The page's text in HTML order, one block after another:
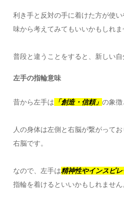
利き手と反対の手に着けた方が使
味から考えてみてもいいかもしれま
普段と違うことをすると、新しい自
左手の指輪意味
昔から左手は 「創造・信頼」の象徴
人の身体は左側と右脳が繋がって
右脳です。
なので、左手は精神性やインスピ
指輪を着けるといいかもしれません